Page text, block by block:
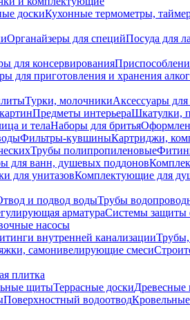
доскиКухонные термометры,
Органайзеры для специйПосуда для
для консервирования
для приготовления и хранения
Турки, молочникиАксессуары
Предметы интерьераШкатулки,
и телаНаборы для бритья
Фильтры-кувшиныКартриджи,
Трубы полипропиленовые
для ванн, душевых поддонов
для унитазовКомплектующие для
и подвод водыТрубы
арматураСистемы защиты
насосы
внутренней канализации
самонивелирующие смеси
плитка
щитыТеррасные доскиДревесные
Поверхностный водоотвод